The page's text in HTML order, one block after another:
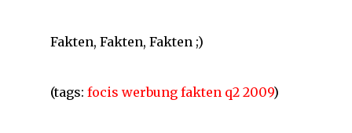
Fakten, Fakten, Fakten ;)
(tags: focis werbung fakten q2 2009)